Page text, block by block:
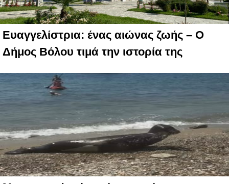
Ευαγγελίστρια: ένας αιώνας ζωής – Ο
Δήμος Βόλου τιμά την ιστορία της